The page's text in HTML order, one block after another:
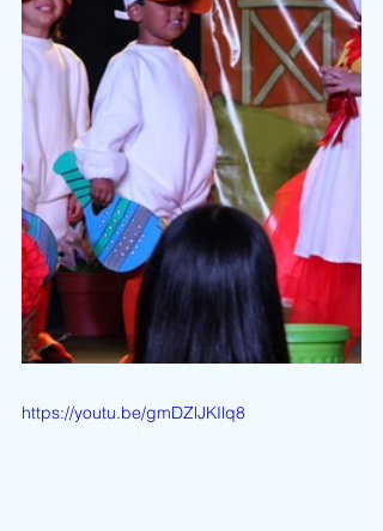
https://youtu.be/gmDZlJKIlq8